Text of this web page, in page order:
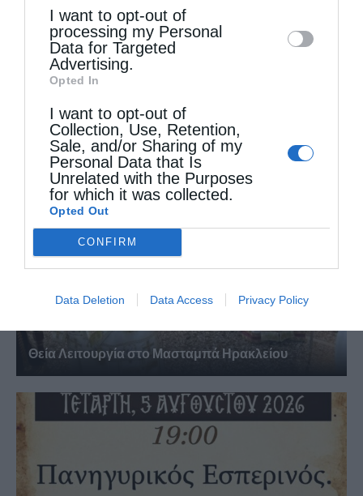
disclose it to other third parties.
I want to opt-out of
processing my Personal
Data for Targeted
Advertising.
Opted In
I want to opt-out of
Collection, Use, Retention,
Sale, and/or Sharing of my
Personal Data that Is
Unrelated with the Purposes
for which it was collected.
Opted Out
CONFIRM
Data Deletion Data Access Privacy Policy
Θεία Λειτουργία στην Παναγιά Πεδιάδος
Θεία Λειτουργία στο Μασταμπά Ηρακλείου